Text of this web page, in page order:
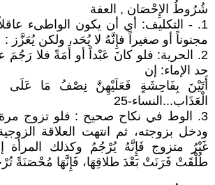
شُرُوطُ الإِحْصَان , العفة
1. - التكليف: أي أن يكون الواطىء
مجنوناً أو صغيراً فإِنَّهُ لا يُحَد، ولكن يُعَزَّز :
2. الحرية: فلو كانَ عَبْداً أو أَمَةً فلا رَجُمَ
حد الإماء: إن
أَتَيْنَ بِفَاحِشَةٍ فَعَلَيْهِنَّ نِصْفُ مَا عَلَى
الْعَذَاب...النساء-25
3. الوط في نكاح صحيح : فلو تزوج
ودخل بزوجته، ثم انتهت العلاقة
غَيْرُ متزوج فَإِنَّهُ يُرْجُمُ وكذلك المرأة
طُلْقَتْ فَرَنَتْ بَعْدَ طلاقِهَا، فَإِنَّهَا مُحْصَنَةً